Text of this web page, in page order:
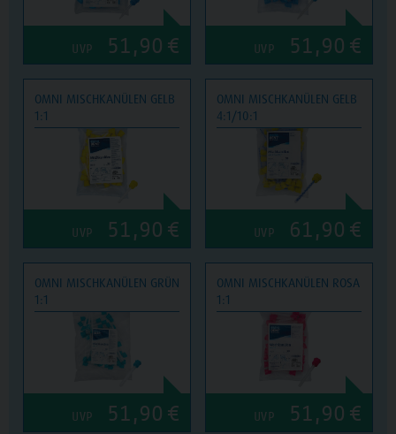
UVP 51,90 € UVP 51,90 €
OMNI MISCHKANÜLEN GELB
1:1
UVP 51,90 €
OMNI MISCHKANÜLEN GELB
4:1/10:1
UVP 61,90 €
OMNI MISCHKANÜLEN GRÜN
1:1
UVP 51,90 €
OMNI MISCHKANÜLEN ROSA
1:1
UVP 51,90 €